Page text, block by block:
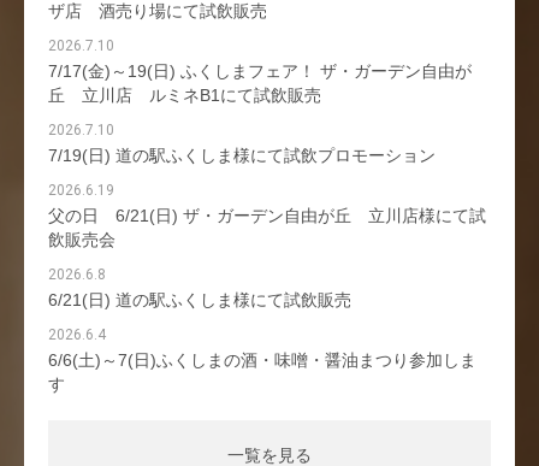
ザ店 酒売り場にて試飲販売
2026.7.10
7/17(金)～19(日) ふくしまフェア！ ザ・ガーデン自由が
丘 立川店 ルミネB1にて試飲販売
2026.7.10
7/19(日) 道の駅ふくしま様にて試飲プロモーション
2026.6.19
父の日 6/21(日) ザ・ガーデン自由が丘 立川店様にて試
飲販売会
2026.6.8
6/21(日) 道の駅ふくしま様にて試飲販売
2026.6.4
6/6(土)～7(日)ふくしまの酒・味噌・醤油まつり参加しま
す
一覧を見る